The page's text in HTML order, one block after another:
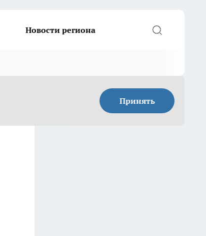
Новости региона
Принять